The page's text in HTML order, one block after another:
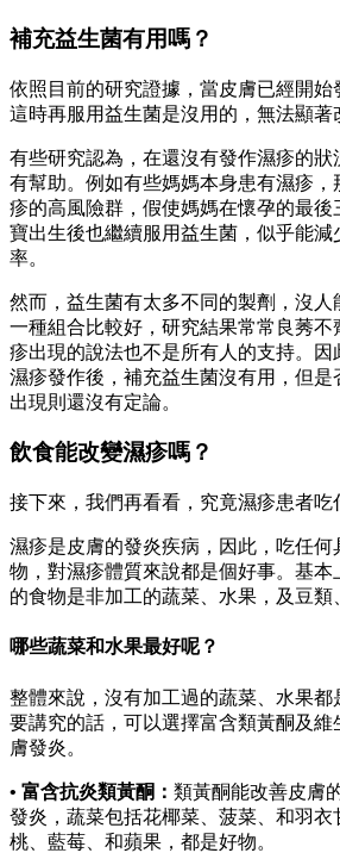
補充益生菌有用嗎？
依照目前的研究證據，當皮膚已經開始
這時再服用益生菌是沒用的，無法顯著
有些研究認為，在還沒有發作濕疹的
有幫助。例如有些媽媽本身患有濕疹
疹的高風險群，假使媽媽在懷孕的最
寶出生後也繼續服用益生菌，似乎能減
率。
然而，益生菌有太多不同的製劑，沒
一種組合比較好，研究結果常常良莠
疹出現的說法也不是所有人的支持。因
濕疹發作後，補充益生菌沒有用，但是
出現則還沒有定論。
飲食能改變濕疹嗎？
接下來，我們再看看，究竟濕疹患者吃
濕疹是皮膚的發炎疾病，因此，吃任何
物，對濕疹體質來說都是個好事。基
的食物是非加工的蔬菜、水果，及豆類
哪些蔬菜和水果最好呢？
整體來說，沒有加工過的蔬菜、水果都
要講究的話，可以選擇富含類黃酮及維
膚發炎。
• 富含抗炎類黃酮： 類黃酮能改善皮膚
發炎，蔬菜包括花椰菜、菠菜、和羽
桃、藍莓、和蘋果，都是好物。